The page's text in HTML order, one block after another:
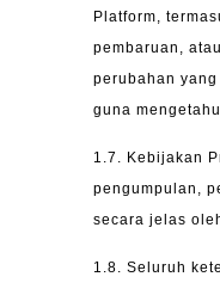
Platform,
pembaruan,
perubahan
guna
1.7. Kebijakan
pengumpulan,
secara jelas
1.8. Seluruh